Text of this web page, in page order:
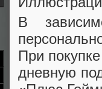
В
При
дневную